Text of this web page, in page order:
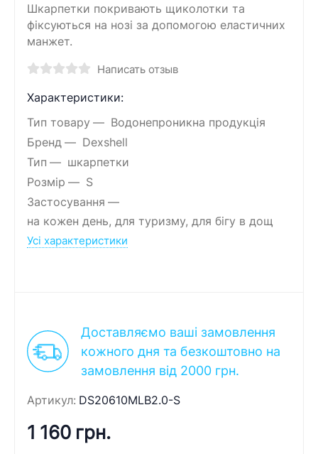
Шкарпетки покривають щиколотки та
фіксуються на нозі за допомогою еластичних
манжет.
Написать отзыв
Характеристики:
Тип товару
Водонепроникна продукція
Бренд
Dexshell
Тип
шкарпетки
Розмір
S
Застосування
на кожен день, для туризму, для бігу в дощ
Усі характеристики
Доставляємо ваші замовлення
кожного дня та безкоштовно на
замовлення від 2000 грн.
Артикул: DS20610MLB2.0-S
1 160 грн.